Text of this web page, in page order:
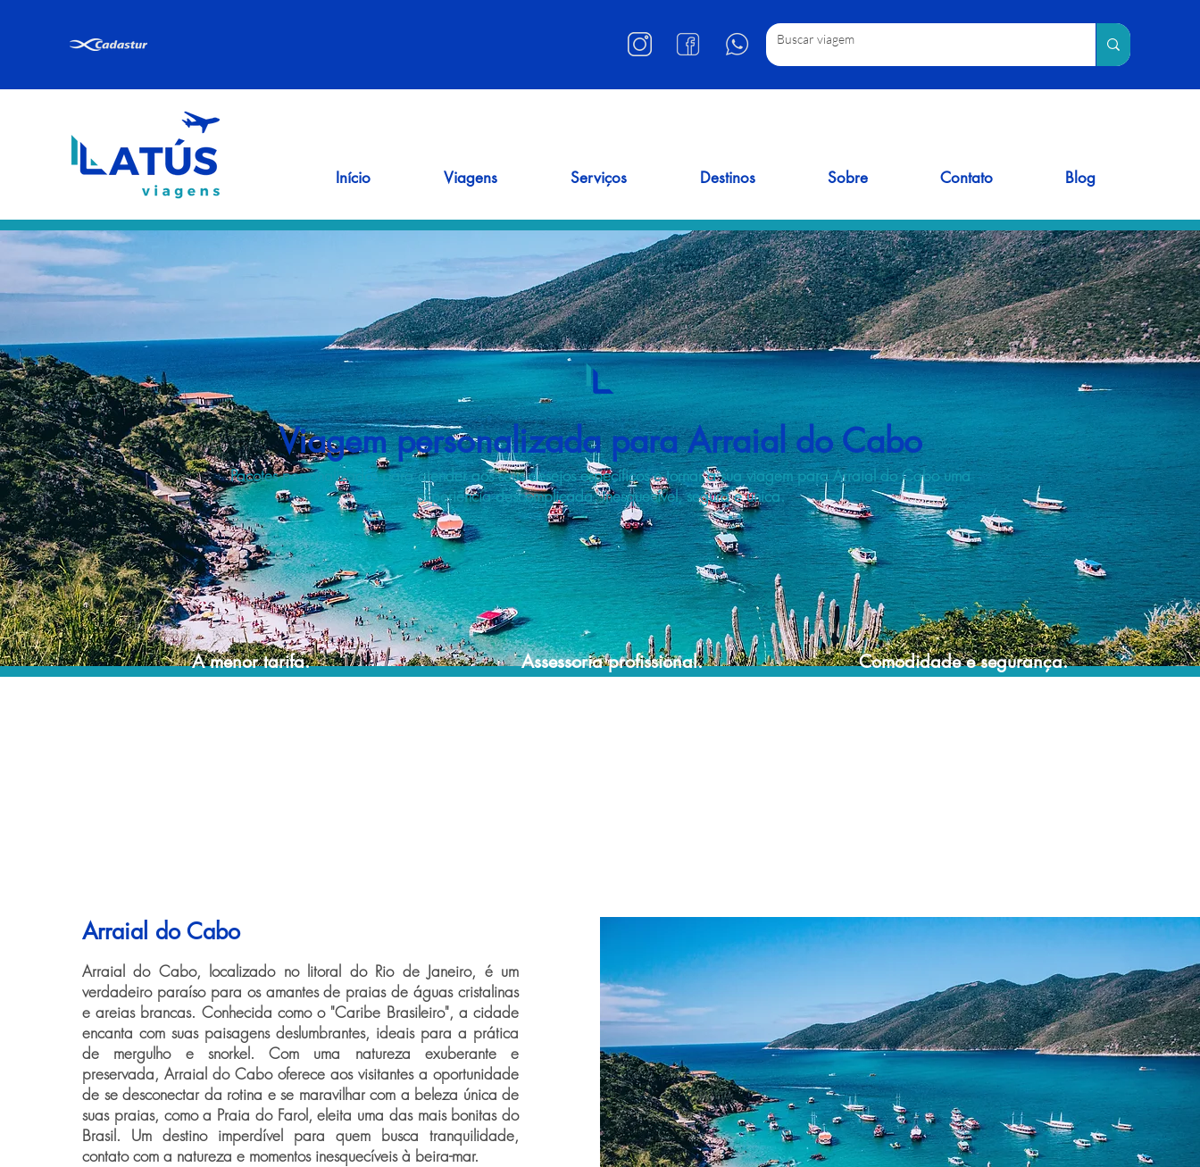
Início Viagens Serviços Destinos Sobre Contato Blog
Viagem personalizada para Arraial do Cabo
Pacotes personalizados para atender aos seus desejos específicos e tornar a sua viagem para Arraial do Cabo uma
experiência descomplicada, inesquecível, segura e única.
A menor tarifa. Assessoria profissional. Comodidade e segurança.
Arraial do Cabo
Arraial do Cabo, localizado no litoral do Rio de Janeiro, é um
verdadeiro paraíso para os amantes de praias de águas cristalinas
e areias brancas. Conhecida como o "Caribe Brasileiro", a cidade
encanta com suas paisagens deslumbrantes, ideais para a prática
de mergulho e snorkel. Com uma natureza exuberante e
preservada, Arraial do Cabo oferece aos visitantes a oportunidade
de se desconectar da rotina e se maravilhar com a beleza única de
suas praias, como a Praia do Farol, eleita uma das mais bonitas do
Brasil. Um destino imperdível para quem busca tranquilidade,
contato com a natureza e momentos inesquecíveis à beira-mar.